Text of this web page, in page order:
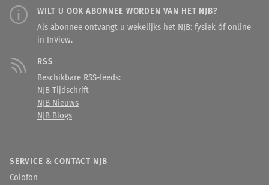
WILT U OOK ABONNEE WORDEN VAN HET NJB?
Als abonnee ontvangt u wekelijks het NJB: fysiek óf online
in InView.
RSS
Beschikbare RSS-feeds:
NJB Tijdschrift
NJB Nieuws
NJB Blogs
SERVICE & CONTACT NJB
Colofon